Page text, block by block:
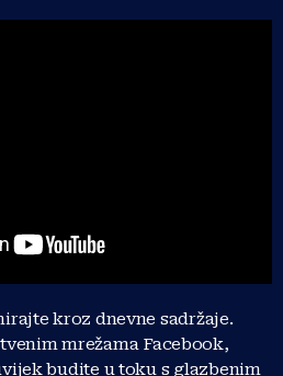
kroz dnevne sadržaje.
mrežama Facebook,
budite u toku s glazbenim